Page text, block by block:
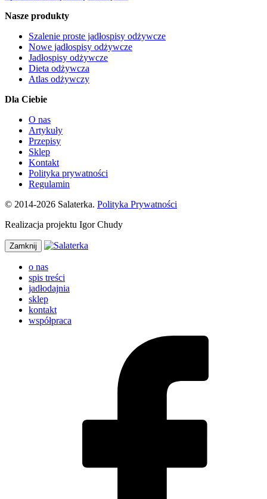
Nasze produkty
Szalenie proste jadłospisy odżywcze
Nowe jadłospisy odżywcze
Jadłospisy odżywcze
Dieta odżywcza
Atlas odżywczy
Dla Ciebie
O nas
Artykuły
Przepisy
Sklep
Kontakt
Polityka prywatności
Regulamin
© 2014-2026 Salaterka. Polityka Prywatności
Realizacja projektu Igor Chudy
Zamknij
o nas
spis treści
jadłodajnia
sklep
kontakt
współpraca